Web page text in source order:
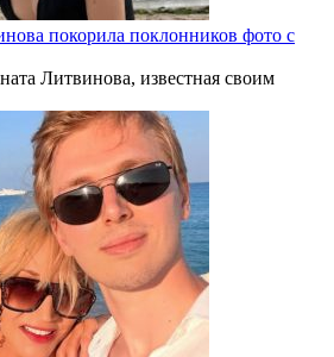
покорила поклонников фото с
Литвинова, известная своим